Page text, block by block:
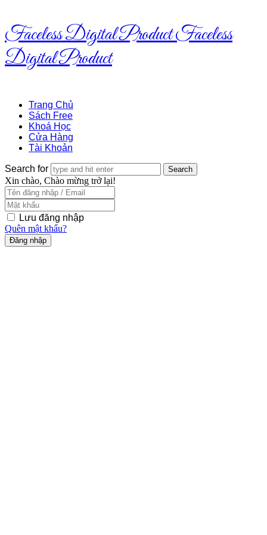
Faceless Digital ProductFaceless
Digital Product
Trang Chủ
Sách Free
Khoá Học
Cửa Hàng
Tài Khoản
Search for
Xin chào, Chào mừng trở lại!
Lưu đăng nhập
Quên mật khẩu?
Đăng nhập